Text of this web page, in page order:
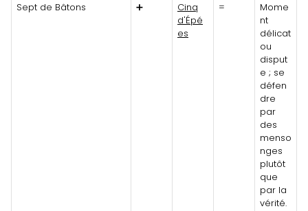
Sept de Bâtons
➕
Cinq
d'Épé
es
=
Mome
nt
délicat
ou
disput
e ; se
défen
dre
par
des
menso
nges
plutôt
que
par la
vérité.